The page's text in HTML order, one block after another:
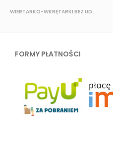
WIERTARKO-WKRĘTARKI BEZ UDAROWE
FORMY PŁATNOŚCI